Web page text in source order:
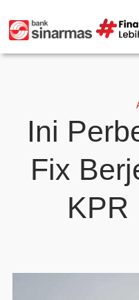
Ini
Fix
KPR